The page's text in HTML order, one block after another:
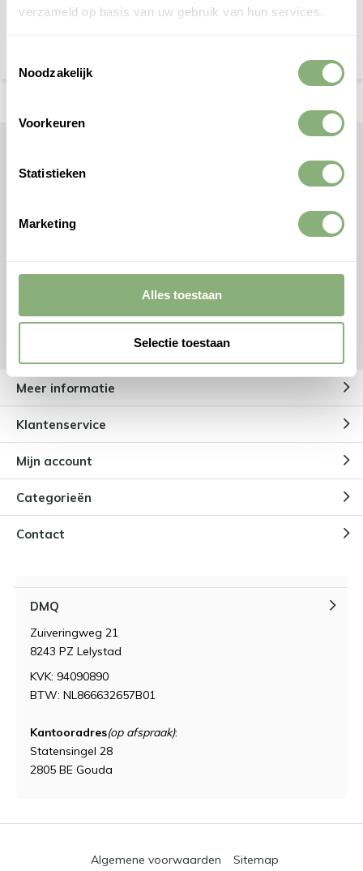
verzameld op basis van uw gebruik van hun services.
Noodzakelijk
Voorkeuren
Statistieken
Marketing
Alles toestaan
Selectie toestaan
Facebook
Ontvang gratis handige tips van onze expert +
checklist voor verlichting!
Ontvang
Meer informatie
Klantenservice
Mijn account
Categorieën
Contact
DMQ
Zuiveringweg 21
8243 PZ Lelystad
KVK: 94090890
BTW: NL866632657B01
Kantooradres(op afspraak):
Statensingel 28
2805 BE Gouda
Algemene voorwaarden Sitemap